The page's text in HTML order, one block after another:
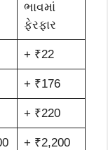
ભાવમાં
ફેરફાર
+ ₹22
+ ₹176
+ ₹220
+ ₹2,200